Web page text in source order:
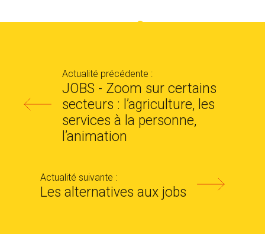
Actualité précédente :
JOBS - Zoom sur certains
secteurs : l’agriculture, les
services à la personne,
l’animation
Actualité suivante :
Les alternatives aux jobs